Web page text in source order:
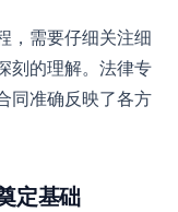
，需要仔细关注细
刻的理解。法律专
同准确反映了各方
定基础